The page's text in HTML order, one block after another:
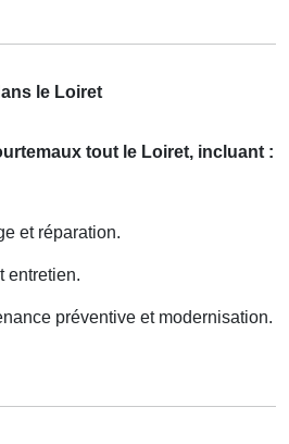
le Loiret
tout le Loiret, incluant :
et réparation.
entretien.
préventive et modernisation.